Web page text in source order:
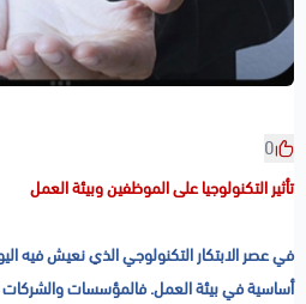
0
تأثير التكنولوجيا على الموظفين وبيئة العمل
في عصر الابتكار التكنولوجي الذي نعيش فيه
أساسية في بيئة العمل. فالمؤسسات والشركات